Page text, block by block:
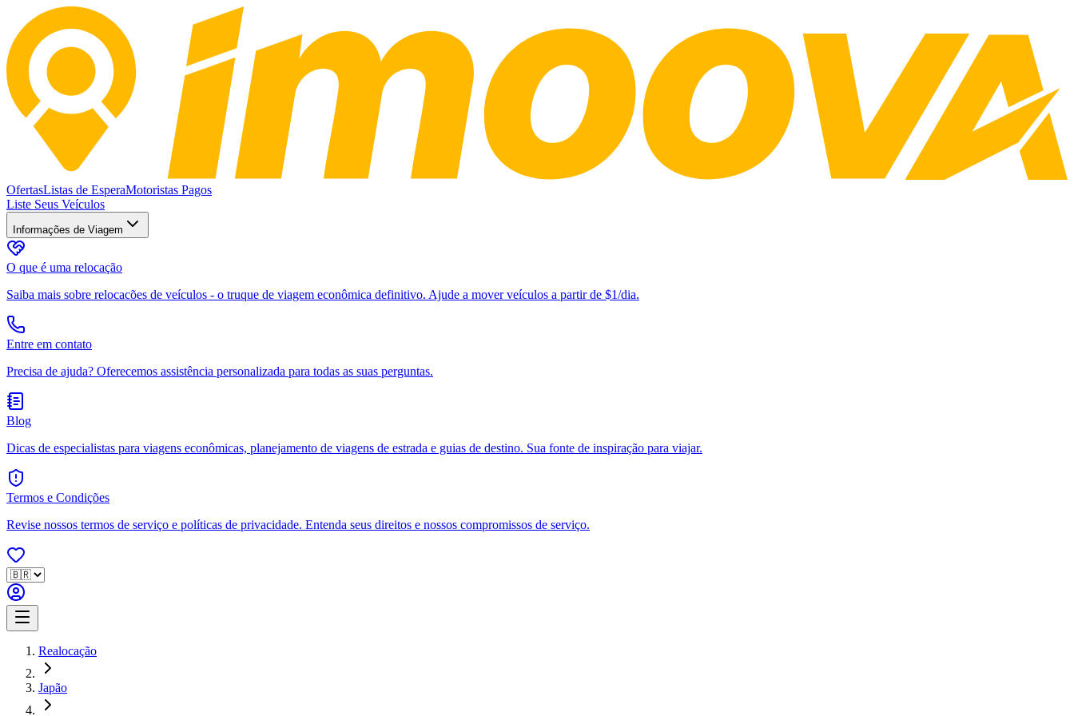
OfertasListas de EsperaMotoristas Pagos
Liste Seus Veículos
Informações de Viagem
O que é uma relocação
Saiba mais sobre relocacões de veículos - o truque de viagem econômica definitivo. Ajude a mover veículos a partir de $1/dia.
Entre em contato
Precisa de ajuda? Oferecemos assistência personalizada para todas as suas perguntas.
Blog
Dicas de especialistas para viagens econômicas, planejamento de viagens de estrada e guias de destino. Sua fonte de inspiração para viajar.
Termos e Condições
Revise nossos termos de serviço e políticas de privacidade. Entenda seus direitos e nossos compromissos de serviço.
Realocação
Japão